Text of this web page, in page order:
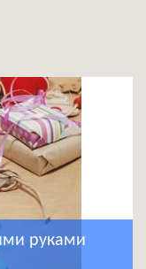
руками